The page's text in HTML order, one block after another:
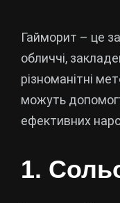
Гайморит – це
обличчі,
різноманітні
можуть
ефективних
1.